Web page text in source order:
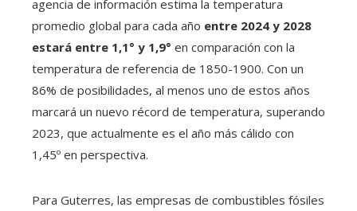
agencia de información estima la temperatura
promedio global para cada año entre 2024 y 2028
estará entre 1,1° y 1,9° en comparación con la
temperatura de referencia de 1850-1900. Con un
86% de posibilidades, al menos uno de estos años
marcará un nuevo récord de temperatura, superando
2023, que actualmente es el año más cálido con
1,45º en perspectiva.
Para Guterres, las empresas de combustibles fósiles